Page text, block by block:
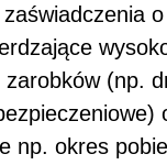
zarobków (np.
np. okres